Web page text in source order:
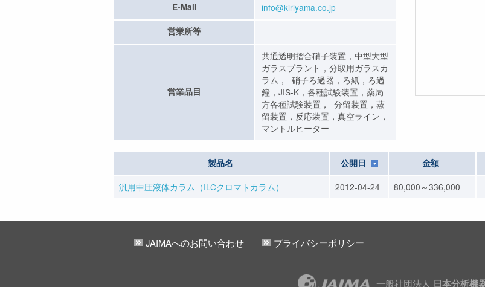
E-Mail info@kiriyama.co.jp
営業所等
営業品目
共通透明摺合硝子装置，中型大型
ガラスプラント，分取用ガラスカ
ラム， 硝子ろ過器，ろ紙，ろ過
鐘，JIS-K，各種試験装置，薬局
方各種試験装置， 分留装置，蒸
留装置，反応装置，真空ライン，
マントルヒーター
製品名 公開日 金額
汎用中圧液体カラム（ILCクロマトカラム） 2012-04-24 80,000～336,000
JAIMAへのお問い合わせ プライバシーポリシー
一般社団法人 日本分析機